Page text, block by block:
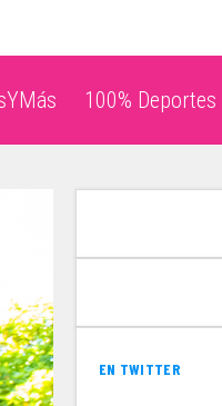
100% Deportes
EN TWITTER